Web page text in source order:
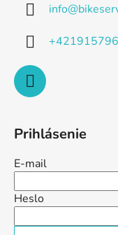
info@
Prihlásenie
E-mail
Heslo